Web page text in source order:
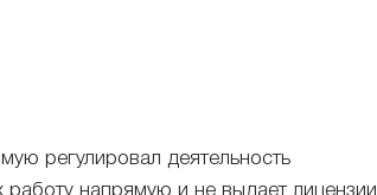
регулировал деятельность
напрямую и не выдает лицензии